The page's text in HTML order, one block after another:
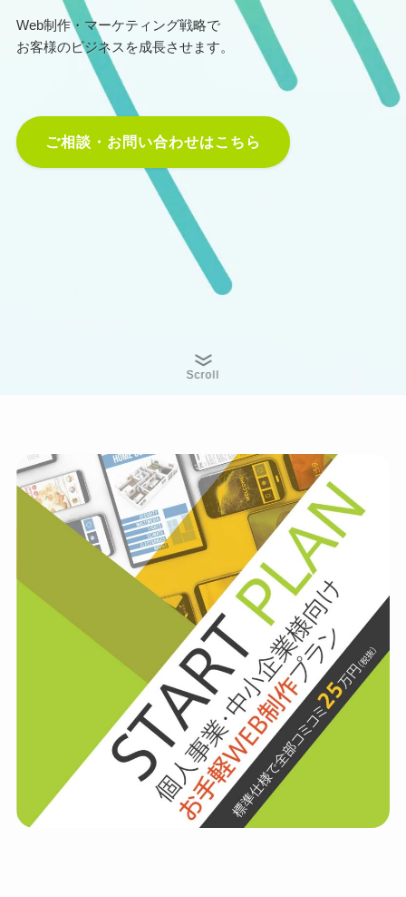
Web制作・マーケティング戦略で
お客様のビジネスを成長させます。
ご相談・お問い合わせはこちら
Scroll